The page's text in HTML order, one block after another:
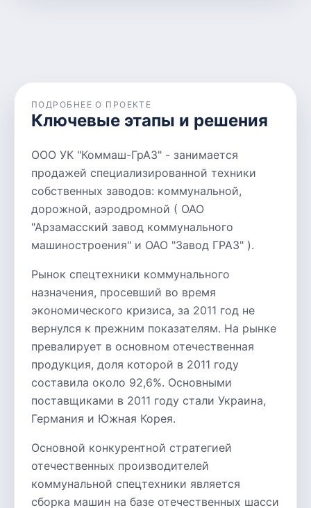
ПОДРОБНЕЕ О ПРОЕКТЕ
Ключевые этапы и решения
ООО УК "Коммаш-ГрАЗ" - занимается
продажей специализированной техники
собственных заводов: коммунальной,
дорожной, аэродромной ( ОАО
"Арзамасский завод коммунального
машиностроения" и ОАО "Завод ГРАЗ" ).
Рынок спецтехники коммунального
назначения, просевший во время
экономического кризиса, за 2011 год не
вернулся к прежним показателям. На рынке
превалирует в основном отечественная
продукция, доля которой в 2011 году
составила около 92,6%. Основными
поставщиками в 2011 году стали Украина,
Германия и Южная Корея.
Основной конкурентной стратегией
отечественных производителей
коммунальной спецтехники является
сборка машин на базе отечественных шасси